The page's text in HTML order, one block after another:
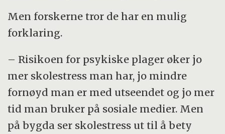
Men forskerne tror de har en mulig
forklaring.
– Risikoen for psykiske plager øker jo
mer skolestress man har, jo mindre
fornøyd man er med utseendet og jo mer
tid man bruker på sosiale medier. Men
på bygda ser skolestress ut til å bety